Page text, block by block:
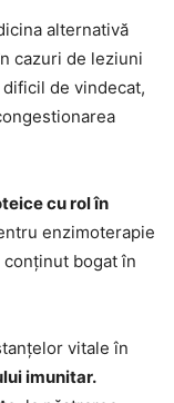
alternativă
cazuri de leziuni
de vindecat,
cu rol în
enzimoterapie
bogat în
vitale în
imunitar.